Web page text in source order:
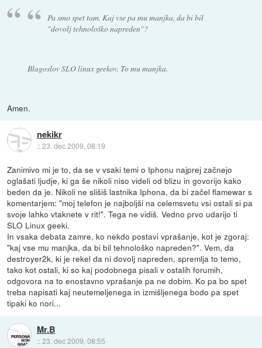
Pa smo spet tam. Kaj vse pa mu manjka, da bi bil
"dovolj tehnološko napreden"?
Blagoslov SLO linux geekov. To mu manjka.
Amen.
nekikr
::23. dec 2009, 08:19
Zanimivo mi je to, da se v vsaki temi o Iphonu najprej začnejo
oglašati ljudje, ki ga še nikoli niso videli od blizu in govorijo kako
beden da je. Nikoli ne slišiš lastnika Iphona, da bi začel flamewar s
komentarjem: "moj telefon je najboljši na celemsvetu vsi ostali si pa
svoje lahko vtaknete v rit!". Tega ne vidiš. Vedno prvo udarijo ti
SLO Linux geeki.
In vsaka debata zamre, ko nekdo postavi vprašanje, kot je zgoraj:
"kaj vse mu manjka, da bi bil tehnološko napreden?". Vem, da
destroyer2k, ki je rekel da ni dovolj napreden, spremlja to temo,
tako kot ostali, ki so kaj podobnega pisali v ostalih forumih,
odgovora na to enostavno vprašanje pa ne dobim. Ko pa bo spet
treba napisati kaj neutemeljenega in izmišljenega bodo pa spet
tipaki ko nori...
Mr.B
::23. dec 2009, 08:55